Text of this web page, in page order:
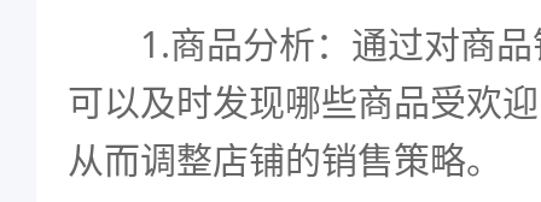
1.商品分析：通过对商品
可以及时发现哪些商品受欢
从而调整店铺的销售策略。